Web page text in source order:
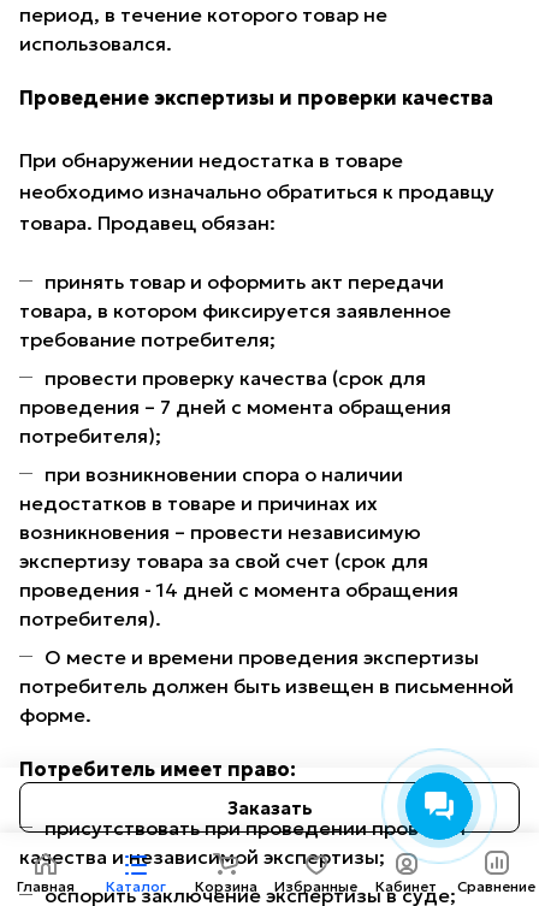
Заказать
период, в течение которого товар не
использовался.
Проведение экспертизы и проверки качества
При обнаружении недостатка в товаре
необходимо изначально обратиться к продавцу
товара. Продавец обязан:
принять товар и оформить акт передачи
товара, в котором фиксируется заявленное
требование потребителя;
провести проверку качества (срок для
проведения – 7 дней с момента обращения
потребителя);
при возникновении спора о наличии
недостатков в товаре и причинах их
возникновения – провести независимую
экспертизу товара за свой счет (срок для
проведения - 14 дней с момента обращения
потребителя).
О месте и времени проведения экспертизы
потребитель должен быть извещен в письменной
форме.
Потребитель имеет право:
присутствовать при проведении проверки
качества и независимой экспертизы;
оспорить заключение экспертизы в суде;
Главная Каталог Корзина Избранные Кабинет Сравнение